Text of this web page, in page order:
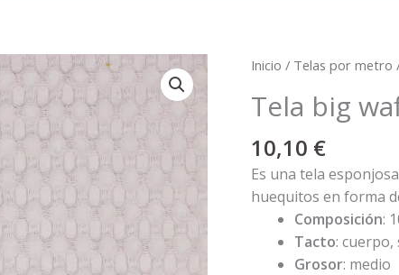
Inicio / Telas por metro
Tela big
10,10 €
Es una tela
huequitos en forma
Composición:
Tacto: cuerpo,
Grosor: medio
Tela
waffle
algodón
malva
cantidad